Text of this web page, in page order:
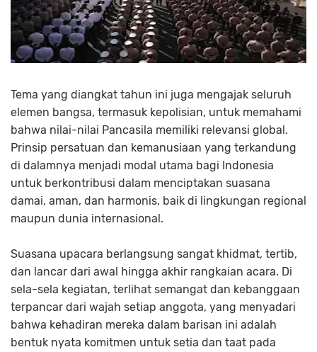
Tema yang diangkat tahun ini juga mengajak seluruh
elemen bangsa, termasuk kepolisian, untuk memahami
bahwa nilai-nilai Pancasila memiliki relevansi global.
Prinsip persatuan dan kemanusiaan yang terkandung
di dalamnya menjadi modal utama bagi Indonesia
untuk berkontribusi dalam menciptakan suasana
damai, aman, dan harmonis, baik di lingkungan regional
maupun dunia internasional.
Suasana upacara berlangsung sangat khidmat, tertib,
dan lancar dari awal hingga akhir rangkaian acara. Di
sela-sela kegiatan, terlihat semangat dan kebanggaan
terpancar dari wajah setiap anggota, yang menyadari
bahwa kehadiran mereka dalam barisan ini adalah
bentuk nyata komitmen untuk setia dan taat pada